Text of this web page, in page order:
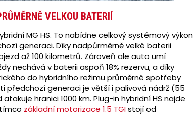
VELKOU BATERIÍ
MG HS. To nabídne celkový systémový výkon
generaci. Díky nadpůrměrně velké baterii
až 100 kilometrů. Zároveň ale auto umí
nechává v baterii aspoň 18% rezervu, a díky
do hybridního režimu průměrné spotřeby
předchozí generaci je větší i palivová nádrž (55
hranici 1000 km. Plug-in hybridní HS najde
základní motorizace 1.5 TGIstojí od